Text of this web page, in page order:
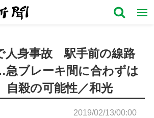
人身事故 駅手前の線路
ブレーキ間に合わずは
殺の可能性／和光
2019/02/13/00:00